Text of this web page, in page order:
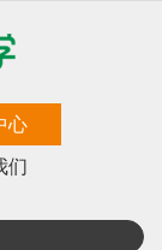
心
们